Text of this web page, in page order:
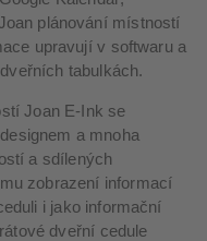
plánování místností
upravují v softwaru a
tabulkách.
Joan E-Ink se
a mnoha
a sdílených
zobrazení informací
i jako informační
dveřní cedule